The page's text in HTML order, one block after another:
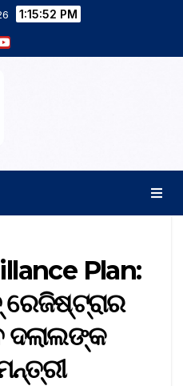
1:15:52 PM
Plan:
ଦଲାଲଙ୍କ